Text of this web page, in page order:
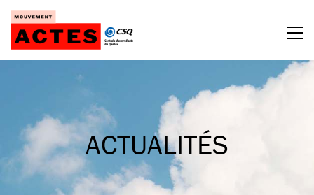
Passer
contenu
ACTUALITÉS